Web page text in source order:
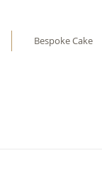
Bespoke Cake